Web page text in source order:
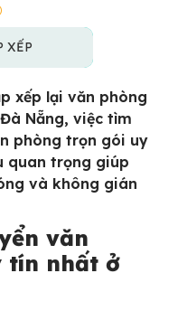
XẾP
xếp lại văn phòng
Nẵng, việc tìm
phòng trọn gói uy
quan trọng giúp
và không gián
văn
tín nhất ở